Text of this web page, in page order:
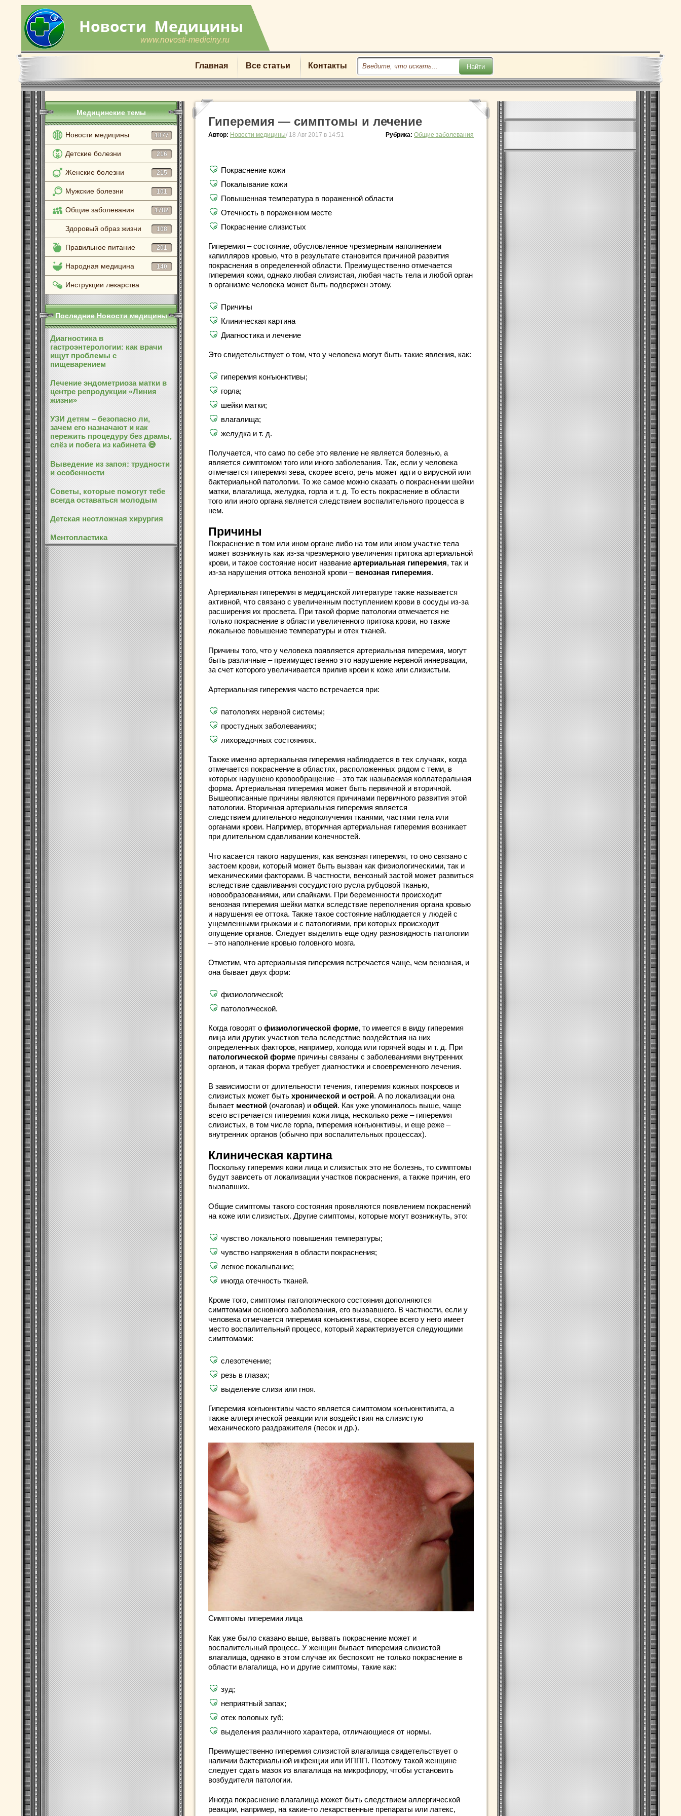
www.novosti-mediciny.ru
Главная Все статьи Контакты
Медицинские темы
Новости медицины 1877
Детские болезни 216
Женские болезни 215
Мужские болезни 101
Общие заболевания 1782
Здоровый образ жизни 108
Правильное питание 201
Народная медицина 140
Инструкции лекарства
Последние Новости медицины
Диагностика в
гастроэнтерологии: как врачи
ищут проблемы с
пищеварением
Лечение эндометриоза матки в
центре репродукции «Линия
жизни»
УЗИ детям – безопасно ли,
зачем его назначают и как
пережить процедуру без драмы,
слёз и побега из кабинета 😅
Выведение из запоя: трудности
и особенности
Советы, которые помогут тебе
всегда оставаться молодым
Детская неотложная хирургия
Ментопластика
Гиперемия — симптомы и лечение
Автор: Новости медицины/ 18 Авг 2017 в 14:51 Рубрика: Общие заболевания
Покраснение кожи
Покалывание кожи
Повышенная температура в пораженной области
Отечность в пораженном месте
Покраснение слизистых
Гиперемия – состояние, обусловленное чрезмерным наполнением
капилляров кровью, что в результате становится причиной развития
покраснения в определенной области. Преимущественно отмечается
гиперемия кожи, однако любая слизистая, любая часть тела и любой орган
в организме человека может быть подвержен этому.
Причины
Клиническая картина
Диагностика и лечение
Это свидетельствует о том, что у человека могут быть такие явления, как:
гиперемия конъюнктивы;
горла;
шейки матки;
влагалища;
желудка и т. д.
Получается, что само по себе это явление не является болезнью, а
является симптомом того или иного заболевания. Так, если у человека
отмечается гиперемия зева, скорее всего, речь может идти о вирусной или
бактериальной патологии. То же самое можно сказать о покраснении шейки
матки, влагалища, желудка, горла и т. д. То есть покраснение в области
того или иного органа является следствием воспалительного процесса в
нем.
Причины
Покраснение в том или ином органе либо на том или ином участке тела
может возникнуть как из-за чрезмерного увеличения притока артериальной
крови, и такое состояние носит название артериальная гиперемия, так и
из-за нарушения оттока венозной крови – венозная гиперемия.
Артериальная гиперемия в медицинской литературе также называется
активной, что связано с увеличенным поступлением крови в сосуды из-за
расширения их просвета. При такой форме патологии отмечается не
только покраснение в области увеличенного притока крови, но также
локальное повышение температуры и отек тканей.
Причины того, что у человека появляется артериальная гиперемия, могут
быть различные – преимущественно это нарушение нервной иннервации,
за счет которого увеличивается прилив крови к коже или слизистым.
Артериальная гиперемия часто встречается при:
патологиях нервной системы;
простудных заболеваниях;
лихорадочных состояниях.
Также именно артериальная гиперемия наблюдается в тех случаях, когда
отмечается покраснение в областях, расположенных рядом с теми, в
которых нарушено кровообращение – это так называемая коллатеральная
форма. Артериальная гиперемия может быть первичной и вторичной.
Вышеописанные причины являются причинами первичного развития этой
патологии. Вторичная артериальная гиперемия является
следствием длительного недополучения тканями, частями тела или
органами крови. Например, вторичная артериальная гиперемия возникает
при длительном сдавливании конечностей.
Что касается такого нарушения, как венозная гиперемия, то оно связано с
застоем крови, который может быть вызван как физиологическими, так и
механическими факторами. В частности, венозный застой может развиться
вследствие сдавливания сосудистого русла рубцовой тканью,
новообразованиями, или спайками. При беременности происходит
венозная гиперемия шейки матки вследствие переполнения органа кровью
и нарушения ее оттока. Также такое состояние наблюдается у людей с
ущемленными грыжами и с патологиями, при которых происходит
опущение органов. Следует выделить еще одну разновидность патологии
– это наполнение кровью головного мозга.
Отметим, что артериальная гиперемия встречается чаще, чем венозная, и
она бывает двух форм:
физиологической;
патологической.
Когда говорят о физиологической форме, то имеется в виду гиперемия
лица или других участков тела вследствие воздействия на них
определенных факторов, например, холода или горячей воды и т. д. При
патологической форме причины связаны с заболеваниями внутренних
органов, и такая форма требует диагностики и своевременного лечения.
В зависимости от длительности течения, гиперемия кожных покровов и
слизистых может быть хронической и острой. А по локализации она
бывает местной (очаговая) и общей. Как уже упоминалось выше, чаще
всего встречается гиперемия кожи лица, несколько реже – гиперемия
слизистых, в том числе горла, гиперемия конъюнктивы, и еще реже –
внутренних органов (обычно при воспалительных процессах).
Клиническая картина
Поскольку гиперемия кожи лица и слизистых это не болезнь, то симптомы
будут зависеть от локализации участков покраснения, а также причин, его
вызвавших.
Общие симптомы такого состояния проявляются появлением покраснений
на коже или слизистых. Другие симптомы, которые могут возникнуть, это:
чувство локального повышения температуры;
чувство напряжения в области покраснения;
легкое покалывание;
иногда отечность тканей.
Кроме того, симптомы патологического состояния дополняются
симптомами основного заболевания, его вызвавшего. В частности, если у
человека отмечается гиперемия конъюнктивы, скорее всего у него имеет
место воспалительный процесс, который характеризуется следующими
симптомами:
слезотечение;
резь в глазах;
выделение слизи или гноя.
Гиперемия конъюнктивы часто является симптомом конъюнктивита, а
также аллергической реакции или воздействия на слизистую
механического раздражителя (песок и др.).
Симптомы гиперемии лица
Как уже было сказано выше, вызвать покраснение может и
воспалительный процесс. У женщин бывает гиперемия слизистой
влагалища, однако в этом случае их беспокоит не только покраснение в
области влагалища, но и другие симптомы, такие как:
зуд;
неприятный запах;
отек половых губ;
выделения различного характера, отличающиеся от нормы.
Преимущественно гиперемия слизистой влагалища свидетельствует о
наличии бактериальной инфекции или ИППП. Поэтому такой женщине
следует сдать мазок из влагалища на микрофлору, чтобы установить
возбудителя патологии.
Иногда покраснение влагалища может быть следствием аллергической
реакции, например, на какие-то лекарственные препараты или латекс,